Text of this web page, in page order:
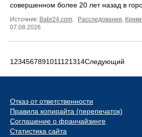
совершенном более 20 лет назад в
Источник: Babr24.com. Расследования,
07.08.2026
1234567891011121314Следующий
Отказ от ответственности
Правила копирайта (перепечаток)
Соглашение о франчайзинге
Статистика сайта